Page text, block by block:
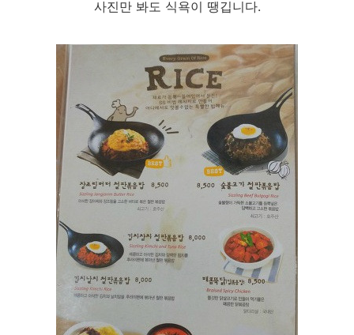
사진만 봐도 식욕이 땡깁니다.